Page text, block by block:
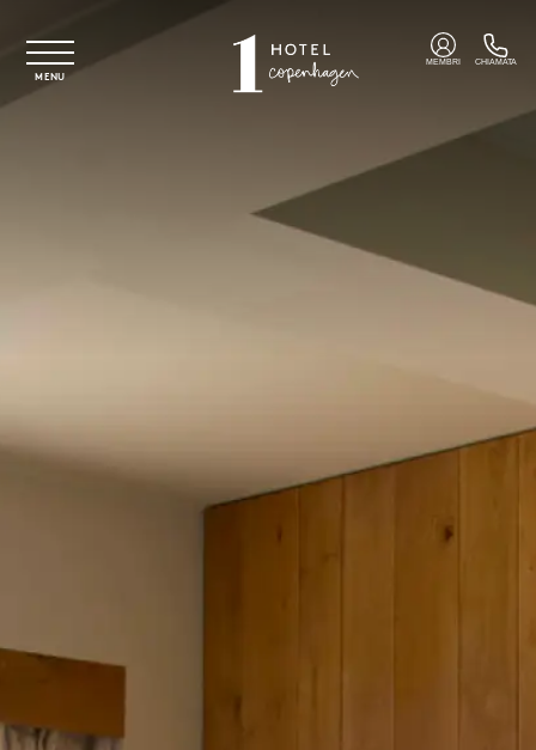
Vai al contenuto principale
MENU
MEMBRI CHIAMATA